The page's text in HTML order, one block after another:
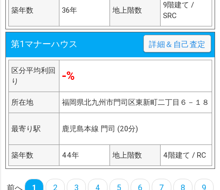
築年数 36年 地上階数
9階建て /
SRC
第1マナーハウス 詳細＆自己査定
区分平均利回
り
-%
所在地 福岡県北九州市門司区東新町二丁目６－１８
最寄り駅 鹿児島本線 門司 (20分)
築年数 44年 地上階数 4階建て / RC
前へ 1 2 3 4 5 6 7 8
9